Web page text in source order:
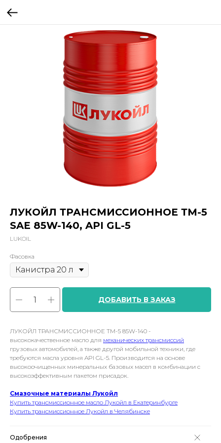
ЛУКОЙЛ ТРАНСМИССИОННОЕ ТМ-5
SAE 85W-140, API GL-5
LUKOIL
Фасовка
ДОБАВИТЬ В ЗАКАЗ
ЛУКОЙЛ ТРАНСМИССИОННОЕ ТМ-5 85W-140 -
высококачественное масло для механических трансмиссий
грузовых автомобилей, а также другой мобильной техники, где
требуются масла уровня API GL-5. Производится на основе
высокоочищенных минеральных базовых масел в комбинации с
высокоэффективным пакетом присадок.
Смазочные материалы Лукойл
Купить трансмиссионное масло Лукойл в Екатеринбурге
Купить трансмиссионное Лукойл в Челябинске
Одобрения